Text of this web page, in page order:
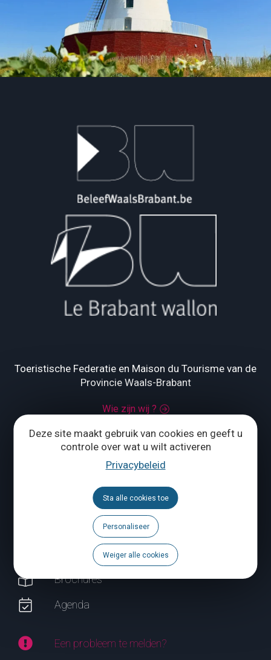
Deze site maakt gebruik van cookies en geeft u
controle over wat u wilt activeren
Privacybeleid
Sta alle cookies toe
Personaliseer
Weiger alle cookies
Toeristische Federatie en Maison du Tourisme van de
Provincie Waals-Brabant
Wie zijn wij ?
Grand Place 1 – 1370 Jodoigne
+32 (0) 10 56 09 70
ONS CONTACTEREN
Volg ons
Brochures
Agenda
Een probleem te melden?